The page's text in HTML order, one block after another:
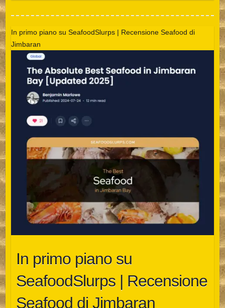
In primo piano su SeafoodSlurps | Recensione Seafood di
Jimbaran
In primo piano su
SeafoodSlurps | Recensione
Seafood di Jimbaran